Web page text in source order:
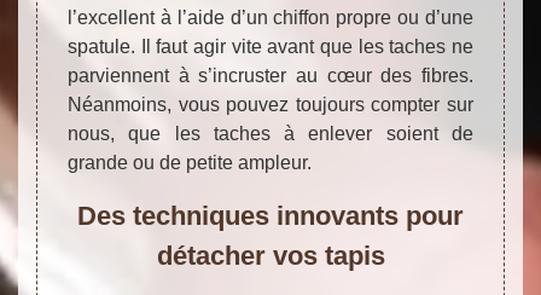
l’excellent à l’aide d’un chiffon propre ou d’une
spatule. Il faut agir vite avant que les taches ne
parviennent à s’incruster au cœur des fibres.
Néanmoins, vous pouvez toujours compter sur
nous, que les taches à enlever soient de
grande ou de petite ampleur.
Des techniques innovants pour
détacher vos tapis